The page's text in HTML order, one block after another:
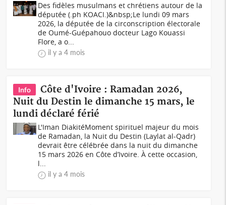
Des fidèles musulmans et chrétiens autour de la
députée (.ph KOACI.)&nbsp;Le lundi 09 mars
2026, la députée de la circonscription électorale
de Oumé-Guépahouo docteur Lago Kouassi
Flore, a o...
il y a 4 mois
Info
Côte d'Ivoire : Ramadan 2026,
Nuit du Destin le dimanche 15 mars, le
lundi déclaré férié
L'Iman DiakitéMoment spirituel majeur du mois
de Ramadan, la Nuit du Destin (Laylat al-Qadr)
devrait être célébrée dans la nuit du dimanche
15 mars 2026 en Côte d’Ivoire. À cette occasion,
l...
il y a 4 mois